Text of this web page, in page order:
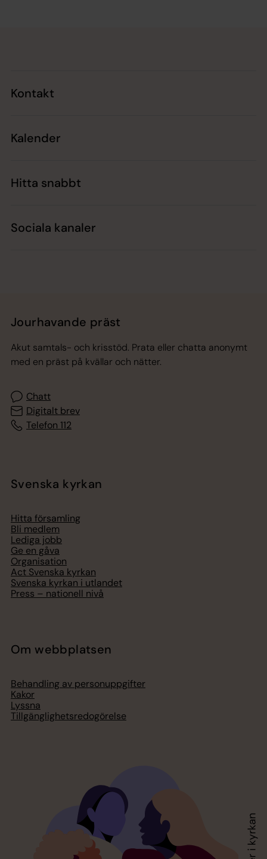
Kontakt
Kalender
Hitta snabbt
Sociala kanaler
Jourhavande präst
Akut samtals- och krisstöd. Prata eller chatta anonymt
med en präst på kvällar och nätter.
Chatt
Digitalt brev
Telefon 112
Svenska kyrkan
Hitta församling
Bli medlem
Lediga jobb
Ge en gåva
Organisation
Act Svenska kyrkan
Svenska kyrkan i utlandet
Press – nationell nivå
Om webbplatsen
Behandling av personuppgifter
Kakor
Lyssna
Tillgänglighetsredogörelse